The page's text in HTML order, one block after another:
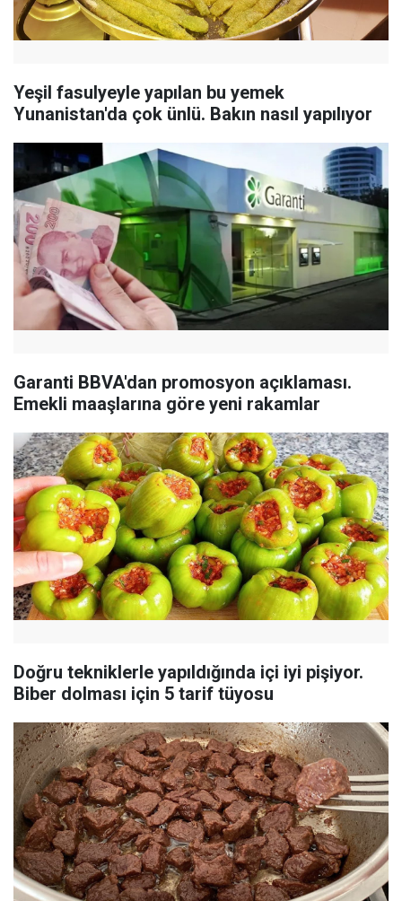
Yeşil fasulyeyle yapılan bu yemek
Yunanistan'da çok ünlü. Bakın nasıl yapılıyor
Garanti BBVA'dan promosyon açıklaması.
Emekli maaşlarına göre yeni rakamlar
Doğru tekniklerle yapıldığında içi iyi pişiyor.
Biber dolması için 5 tarif tüyosu